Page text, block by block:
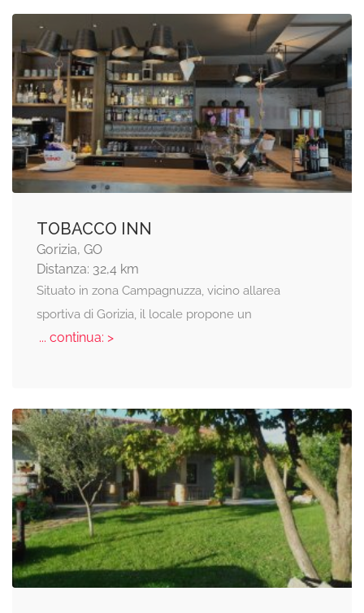
TOBACCO INN
Gorizia, GO
Distanza: 32,4 km
Situato in zona Campagnuzza, vicino allarea
sportiva di Gorizia, il locale propone un
... continua: >